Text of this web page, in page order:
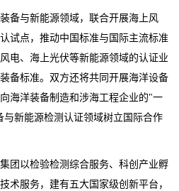
备与新能源领域，联合开展海上风
试点，推动中国标准与国际主流标准
电、海上光伏等新能源领域的认证业
备标准。双方还将共同开展海洋设备
海洋装备制造和涉海工程企业的"一
新能源检测认证领域树立国际合作
团以检验检测综合服务、科创产业孵
术服务，建有五大国家级创新平台，